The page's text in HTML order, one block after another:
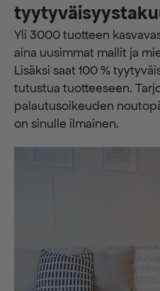
Yli 3000 tuotteen
aina uusimmat mallit ja
Lisäksi saat 100 %
tutustua tuotteeseen.
palautusoikeuden
on sinulle ilmainen.